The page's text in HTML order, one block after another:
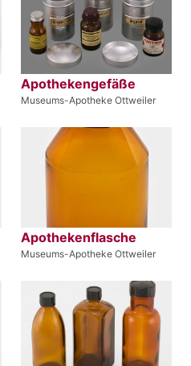
Apothekengefäße
Museums-Apotheke Ottweiler
Apothekenflasche
Museums-Apotheke Ottweiler